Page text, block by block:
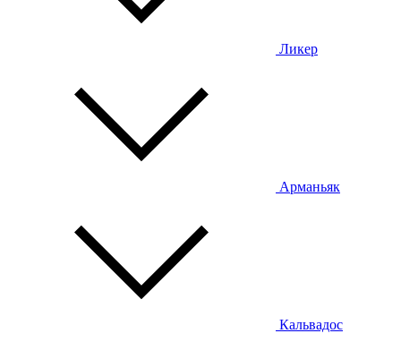
Ликер
Арманьяк
Кальвадос